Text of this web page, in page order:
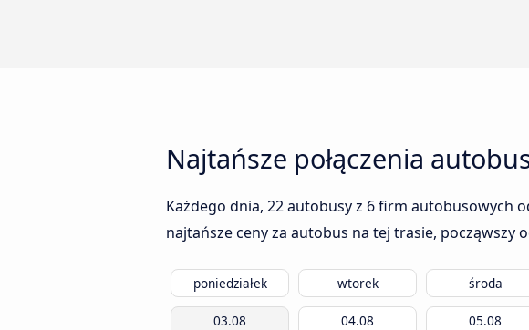
Najtańsze połączenia
Każdego dnia, 22 autobusy z 6 firm autobusowych
najtańsze ceny za autobus na tej trasie, począwszy
poniedziałek wtorek środa
03.08 04.08 05.08